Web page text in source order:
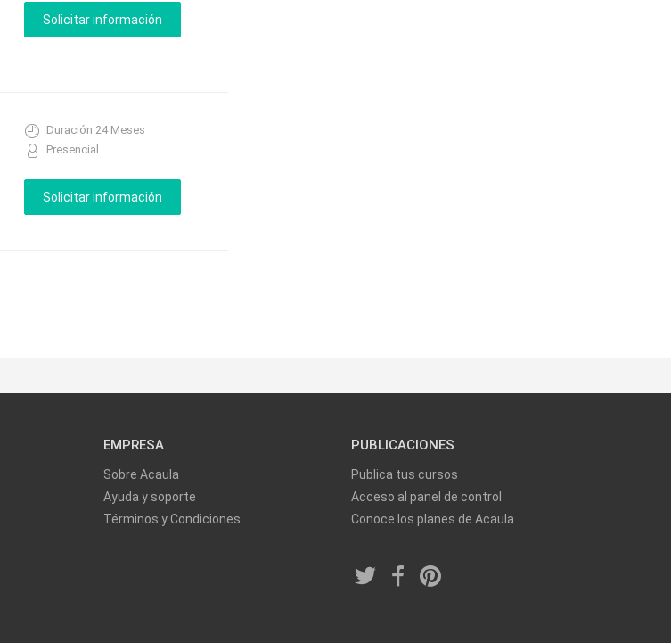
Duración 24 Meses
Presencial
EMPRESA
Sobre Acaula
Ayuda y soporte
Términos y Condiciones
PUBLICACIONES
Publica tus cursos
Acceso al panel de control
Conoce los planes de Acaula